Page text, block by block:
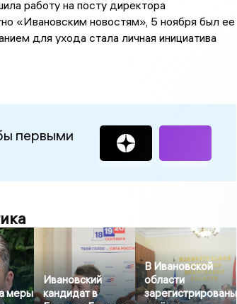
работу на посту директора
«Ивановским новостям», 5 ноября был ее
для ухода стала личная инициатива
первыми
меры
Ивановский
кандидат в
В Ивановской
области
зарегистрированы